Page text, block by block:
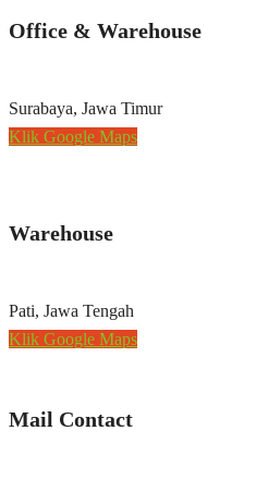
Office & Warehouse
Surabaya, Jawa Timur
Klik Google Maps
Warehouse
Pati, Jawa Tengah
Klik Google Maps
Mail Contact